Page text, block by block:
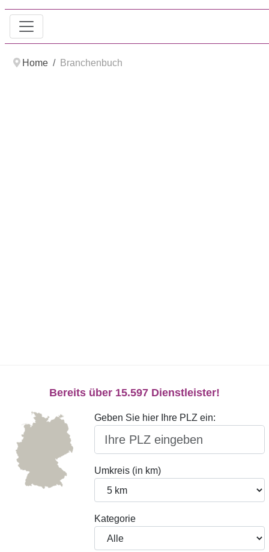
Home Branchenbuch
Bereits über 15.597 Dienstleister!
Geben Sie hier Ihre PLZ ein:
Umkreis (in km)
Kategorie